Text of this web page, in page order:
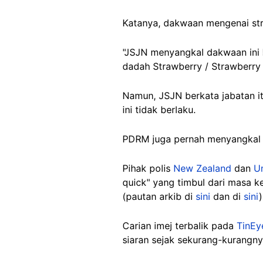
Katanya, dakwaan mengenai
"JSJN menyangkal dakwaan
dadah Strawberry / Strawberry
Namun, JSJN berkata jabatan
ini tidak berlaku.
PDRM juga pernah
Pihak polis New Zealand dan
quick" yang timbul dari masa
(pautan arkib di sini dan di sini
Carian imej terbalik pada
siaran sejak sekurang-